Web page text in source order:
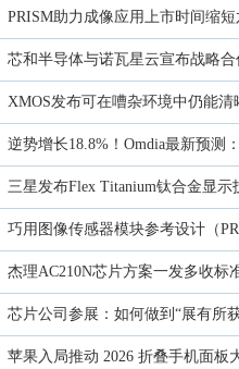
PRISM助力成像应用上市时间缩
芯和半导体与诺瓦星云宣布战略
XMOS发布可在嘈杂环境中仍能清
逆势增长18.8%！Omdia最新预测
三星发布Flex Titanium钛合金显
巧用图像传感器模块参考设计（
杰理AC210N芯片方案一发多收标
芯片公司参展：如何做到“展有所
苹果入局推动 2026 折叠手机面板